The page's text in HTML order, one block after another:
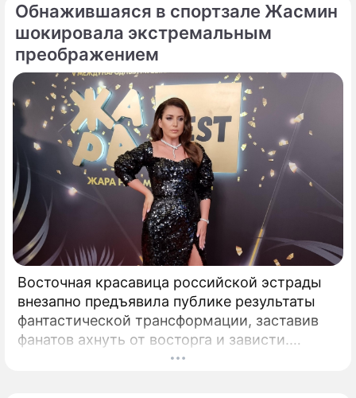
Обнажившаяся в спортзале Жасмин
шокировала экстремальным
преображением
Восточная красавица российской эстрады
внезапно предъявила публике результаты
фантастической трансформации, заставив
фанатов ахнуть от восторга и зависти.
Знаменитая певица Жасмин всегда